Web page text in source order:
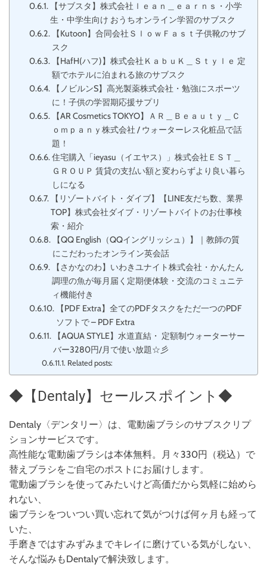
【サブスタ】株式会社ｌｅａｎ＿ｅａｒｎｓ・小学
生・中学生向け おうちオンライン学習のサブスク
【Kutoon】合同会社ＳｌｏｗＦａｓｔ子供靴のサブ
スク
【HafH(ハフ)】株式会社ＫａｂｕＫ＿Ｓｔｙｌｅ 定
額でホテルに泊まれる旅のサブスク
【ノビルンS】高光製薬株式会社・勉強にスポーツ
に！子供の学習期応援サプリ
【AR Cosmetics TOKYO】ＡＲ＿Ｂｅａｕｔｙ＿Ｃ
ｏｍｐａｎｙ株式会社 / ウォーターレス化粧品で話
題！
住宅購入「ieyasu（イエヤス）」株式会社ＥＳＴ＿
ＧＲＯＵＰ 賃貸の支払い額と変わらずより良い暮ら
しになる
【リゾートバイト・ダイブ】【LINE友だち数、業界
TOP】株式会社ダイブ・リゾートバイトのお仕事検
索・紹介
【QQ English（QQイングリッシュ）】｜教師の質
にこだわったオンライン英会話
【さかなのわ】いわきユナイト株式会社・かんたん
調理の魚が毎月届く定期便体験・交流のコミュニテ
ィ機能付き
【PDF Extra】全てのPDFタスクをただ一つのPDF
ソフトで – PDF Extra
【AQUA STYLE】水道直結・ 定額制ウォーターサー
バー3280円/月で使い放題☆彡
Related posts:
◆【Dentaly】セールスポイント◆
Dentaly〈デンタリー〉は、電動歯ブラシのサブスクリプ
ションサービスです。
高性能な電動歯ブラシは本体無料。月々330円（税込）で
替えブラシをご自宅のポストにお届けします。
電動歯ブラシを使ってみたいけど高価だから気軽に始めら
れない、
歯ブラシをついつい買い忘れて気がつけば何ヶ月も経って
いた、
手磨きではすみずみまでキレイに磨けている気がしない、
そんな悩みもDentalyで解決致します。